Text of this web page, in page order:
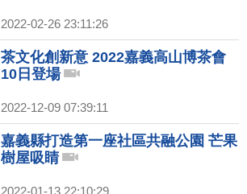
2022-02-26 23:11:26
茶文化創新意 2022嘉義高山博茶會
10日登場
2022-12-09 07:39:11
嘉義縣打造第一座社區共融公園 芒果
樹屋吸睛